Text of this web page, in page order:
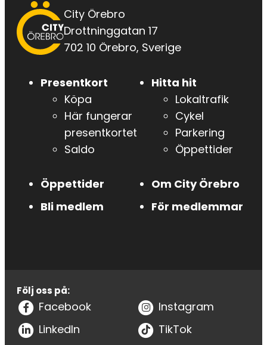
City
Örebro
City Örebro
Drottninggatan 17
702 10 Örebro, Sverige
Presentkort
Köpa
Här fungerar
presentkortet
Saldo
Hitta hit
Lokaltrafik
Cykel
Parkering
Öppettider
Öppettider
Om City Örebro
Bli medlem
För medlemmar
Följ oss på:
Facebook
Instagram
LinkedIn
TikTok